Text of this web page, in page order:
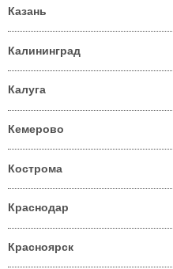
Казань
Калининград
Калуга
Кемерово
Кострома
Краснодар
Красноярск